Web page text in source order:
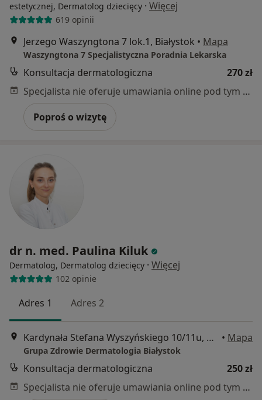
estetycznej, Dermatolog dziecięcy · Więcej
619 opinii
Jerzego Waszyngtona 7 lok.1, Białystok • Mapa
Waszyngtona 7 Specjalistyczna Poradnia Lekarska
Konsultacja dermatologiczna
270 zł
Specjalista nie oferuje umawiania online pod tym adresem.
Poproś o wizytę
dr n. med. Paulina Kiluk
Dermatolog, Dermatolog dziecięcy · Więcej
102 opinie
Adres 1 Adres 2
Kardynała Stefana Wyszyńskiego 10/11u, Białystok • Mapa
Grupa Zdrowie Dermatologia Białystok
Konsultacja dermatologiczna
250 zł
Specjalista nie oferuje umawiania online pod tym adresem.